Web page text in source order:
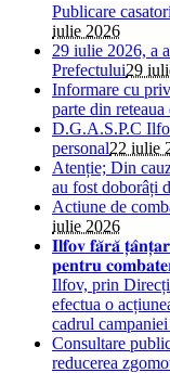
Publicare
iulie 2026
29 iulie 2026, a
Prefectului29
Informare cu
parte din
D.G.A.S.P.C
personal22 iulie
Atenție; Din
au fost doborâți
Actiune de
iulie 2026
𝐈𝐥𝐟𝐨𝐯 𝐟𝐚̆𝐫𝐚̆
𝐩𝐞𝐧𝐭𝐫𝐮
Ilfov, prin
efectua o
cadrul campaniei
Consultare
reducerea